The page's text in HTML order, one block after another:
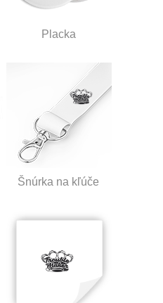
Placka
Šnúrka na kľúče